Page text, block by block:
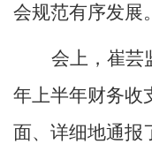
会规范有序发展。
会上，崔芸
年上半年财务收
面、详细地通报